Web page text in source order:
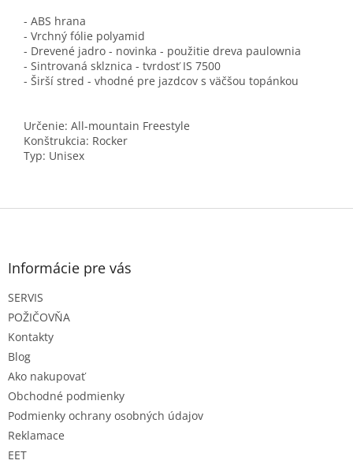
- ABS hrana
- Vrchný fólie polyamid
- Drevené jadro - novinka - použitie dreva paulownia
- Sintrovaná sklznica - tvrdosť IS 7500
- Širší stred - vhodné pre jazdcov s väčšou topánkou
Určenie: All-mountain Freestyle
Konštrukcia: Rocker
Typ: Unisex
Z
Informácie pre vás
SERVIS
POŽIČOVŇA
Kontakty
Blog
Ako nakupovať
Obchodné podmienky
Podmienky ochrany osobných údajov
Reklamace
EET